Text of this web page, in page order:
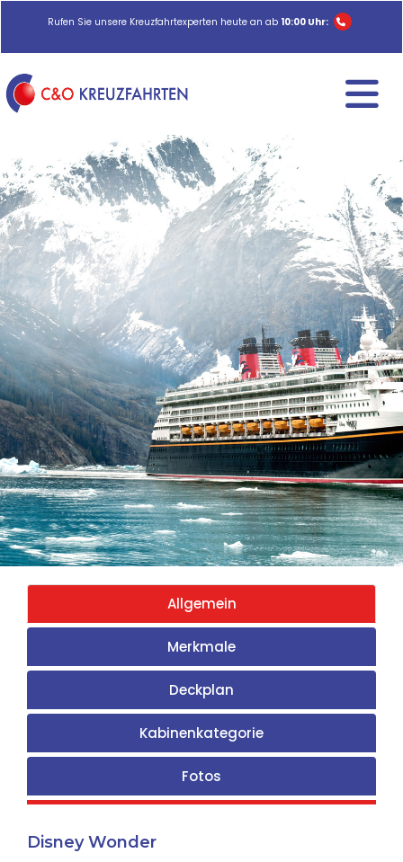
Rufen Sie unsere Kreuzfahrtexperten heute an ab 10:00 Uhr:
Allgemein
Merkmale
Deckplan
Kabinenkategorie
Fotos
Disney Wonder